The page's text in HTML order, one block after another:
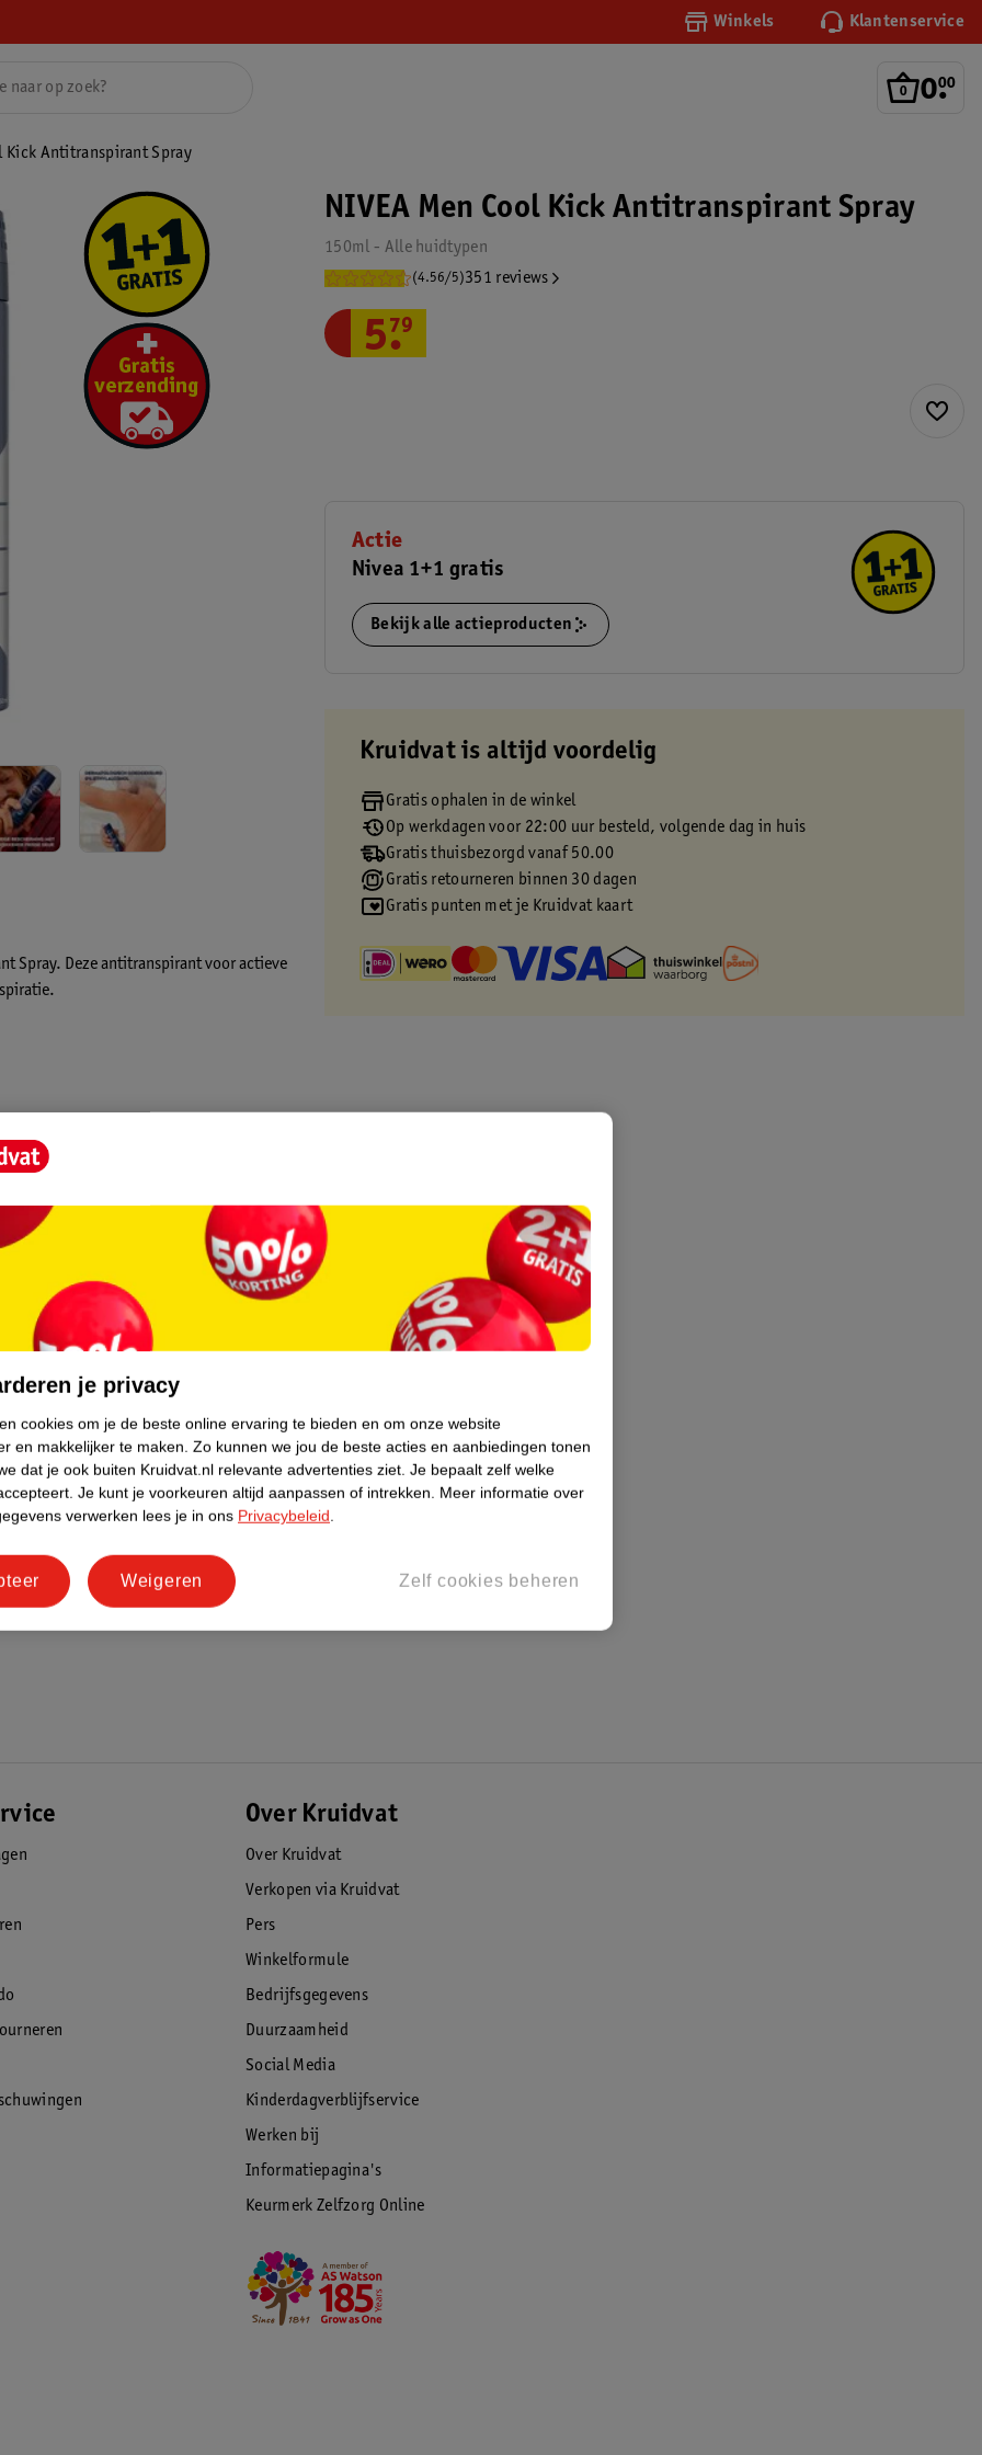
Winkels Klantenservice
0.
00
Kick Antitranspirant Spray
Spray. Deze antitranspirant voor actieve
NIVEA Men Cool Kick Antitranspirant Spray
150ml - Alle huidtypen
(4.56/5)351 reviews
5.
79
Actie
Nivea 1+1 gratis
Bekijk alle actieproducten
Kruidvat is altijd voordelig
Gratis ophalen in de winkel
Op werkdagen voor 22:00 uur besteld, volgende dag in huis
Gratis thuisbezorgd vanaf 50.00
Gratis retourneren binnen 30 dagen
Gratis punten met je Kruidvat kaart
Over Kruidvat
Over Kruidvat
Verkopen via Kruidvat
Pers
Winkelformule
Bedrijfsgegevens
Duurzaamheid
Social Media
Kinderdagverblijfservice
Werken bij
Informatiepagina's
Keurmerk Zelfzorg Online
je privacy
cookies om je de beste online ervaring te bieden en om onze website
en makkelijker te maken. Zo kunnen we jou de beste acties en aanbiedingen tonen
dat je ook buiten Kruidvat.nl relevante advertenties ziet. Je bepaalt zelf welke
Je kunt je voorkeuren altijd aanpassen of intrekken. Meer informatie over
verwerken lees je in ons Privacybeleid.
Zelf cookies beheren
Weigeren